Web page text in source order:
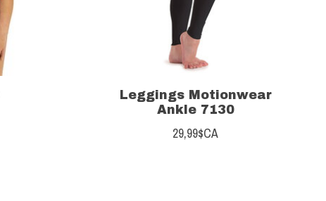
Leggings Motionwear
Ankle 7130
29,99$CA